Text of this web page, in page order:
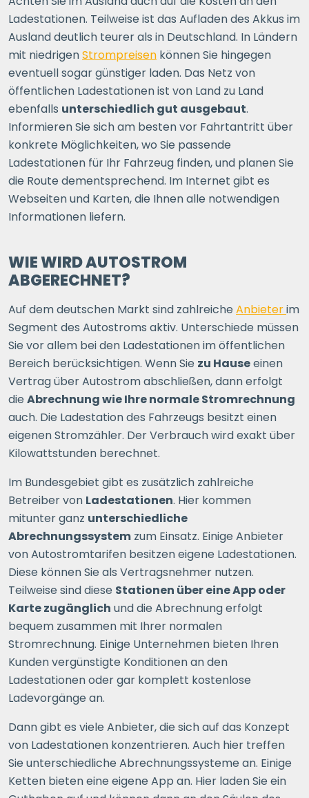
Ladestationen. Teilweise ist das Aufladen des Akkus im
Ausland deutlich teurer als in Deutschland. In Ländern
mit niedrigenStrompreisen können Sie hingegen
eventuell sogar günstiger laden. Das Netz von
öffentlichen Ladestationen ist von Land zu Land
ebenfalls unterschiedlich gut ausgebaut.
Informieren Sie sich am besten vor Fahrtantritt über
konkrete Möglichkeiten, wo Sie passende
Ladestationen für Ihr Fahrzeug finden, und planen Sie
die Route dementsprechend. Im Internet gibt es
Webseiten und Karten, die Ihnen alle notwendigen
Informationen liefern.
WIE WIRD AUTOSTROM
ABGERECHNET?
Auf dem deutschen Markt sind zahlreiche Anbieterim
Segment des Autostroms aktiv. Unterschiede müssen
Sie vor allem bei den Ladestationen im öffentlichen
Bereich berücksichtigen. Wenn Sie zu Hauseeinen
Vertrag über Autostrom abschließen, dann erfolgt
die Abrechnung wie Ihre normale Stromrechnung
auch. Die Ladestation des Fahrzeugs besitzt einen
eigenen Stromzähler. Der Verbrauch wird exakt über
Kilowattstunden berechnet.
Im Bundesgebiet gibt es zusätzlich zahlreiche
Betreiber von Ladestationen. Hier kommen
mitunter ganz unterschiedliche
Abrechnungssystem zum Einsatz. Einige Anbieter
von Autostromtarifen besitzen eigene Ladestationen.
Diese können Sie als Vertragsnehmer nutzen.
Teilweise sind diese Stationen über eine App oder
Karte zugänglich und die Abrechnung erfolgt
bequem zusammen mit Ihrer normalen
Stromrechnung. Einige Unternehmen bieten Ihren
Kunden vergünstigte Konditionen an den
Ladestationen oder gar komplett kostenlose
Ladevorgänge an.
Dann gibt es viele Anbieter, die sich auf das Konzept
von Ladestationen konzentrieren. Auch hier treffen
Sie unterschiedliche Abrechnungssysteme an. Einige
Ketten bieten eine eigene App an. Hier laden Sie ein